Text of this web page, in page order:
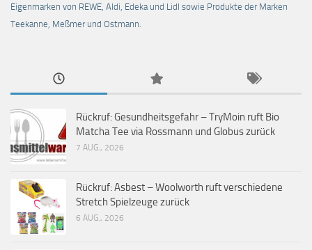
Eigenmarken von REWE, Aldi, Edeka und Lidl sowie Produkte der Marken
Teekanne, Meßmer und Ostmann.
Rückruf: Gesundheitsgefahr – TryMoin ruft Bio
Matcha Tee via Rossmann und Globus zurück
7 AUG., 2026
Rückruf: Asbest – Woolworth ruft verschiedene
Stretch Spielzeuge zurück
6 AUG., 2026